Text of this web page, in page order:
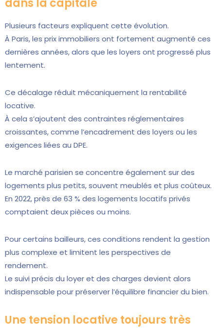
Plusieurs facteurs expliquent cette évolution.
À Paris, les prix immobiliers ont fortement augmenté ces
dernières années, alors que les loyers ont progressé plus
lentement.
Ce décalage réduit mécaniquement la rentabilité
locative.
À cela s’ajoutent des contraintes réglementaires
croissantes, comme l’encadrement des loyers ou les
exigences liées au DPE.
Le marché parisien se concentre également sur des
logements plus petits, souvent meublés et plus coûteux.
En 2022, près de 63 % des logements locatifs privés
comptaient deux pièces ou moins.
Pour certains bailleurs, ces conditions rendent la gestion
plus complexe et limitent les perspectives de
rendement.
Le suivi précis du loyer et des charges devient alors
indispensable pour préserver l’équilibre financier du bien.
Une tension locative toujours très